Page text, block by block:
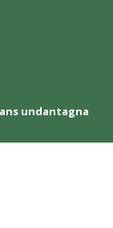
undantagna